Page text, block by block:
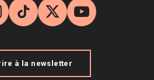
TikTok
X YouTube
à la newsletter